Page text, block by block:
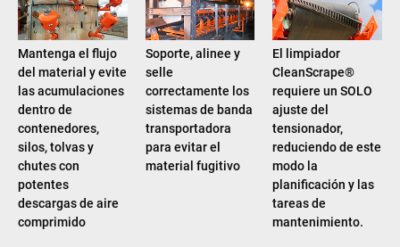
Mantenga el flujo
del material y evite
las acumulaciones
dentro de
contenedores,
silos, tolvas y
chutes con
potentes
descargas de aire
comprimido
Soporte, alinee y
selle
correctamente los
sistemas de banda
transportadora
para evitar el
material fugitivo
El limpiador
CleanScrape®
requiere un SOLO
ajuste del
tensionador,
reduciendo de este
modo la
planificación y las
tareas de
mantenimiento.